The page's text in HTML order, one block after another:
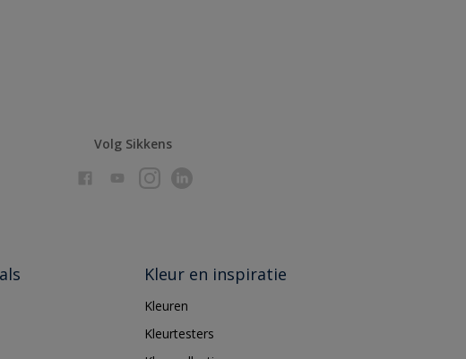
Volg Sikkens
Kleur en inspiratie
Kleuren
Kleurtesters